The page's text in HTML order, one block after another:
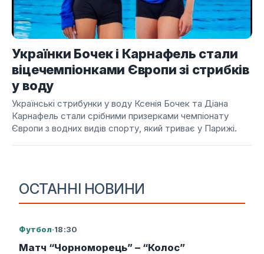
ОСТАННІ НОВИНИ
Футбол·18:30
Матч “Чорноморець” – “Колос”
Українки Бочек і Карнафель стали
віцечемпіонками Європи зі стрибків
у воду
Українські стрибунки у воду Ксенія Бочек та Діана
Карнафель стали срібними призерками чемпіонату
Європи з водних видів спорту, який триває у Парижі.